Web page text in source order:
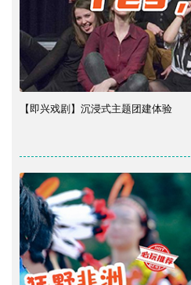
【即兴戏剧】沉浸式主题团建体验